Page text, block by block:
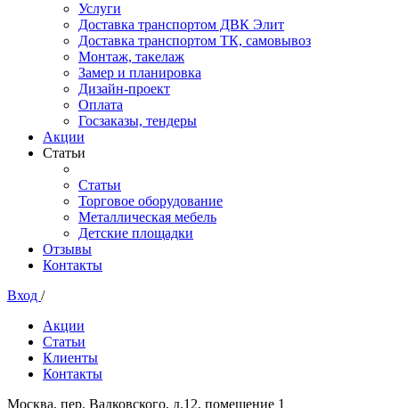
Услуги
Доставка транспортом ДВК Элит
Доставка транспортом ТК, самовывоз
Монтаж, такелаж
Замер и планировка
Дизайн-проект
Оплата
Госзаказы, тендеры
Акции
Статьи
Статьи
Торговое оборудование
Металлическая мебель
Детские площадки
Отзывы
Контакты
Вход /
Акции
Статьи
Клиенты
Контакты
Москва, пер. Вадковского, д.12, помещение 1